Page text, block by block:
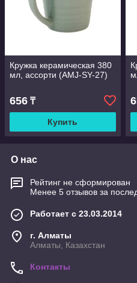
Кружка керамическая 380
мл, ассорти (AMJ-SY-27)
656 ₸
Купить
О нас
Рейтинг не сформирован
Менее 5 отзывов за
Работает с 23.03.2014
г. Алматы
Алматы, Казахстан
Контакты